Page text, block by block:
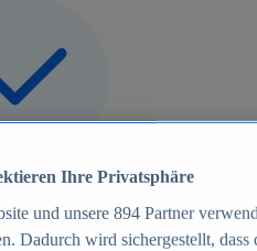
Ihre Privatsphäre
und unsere 894 Partner
Dadurch wird sichergestellt,